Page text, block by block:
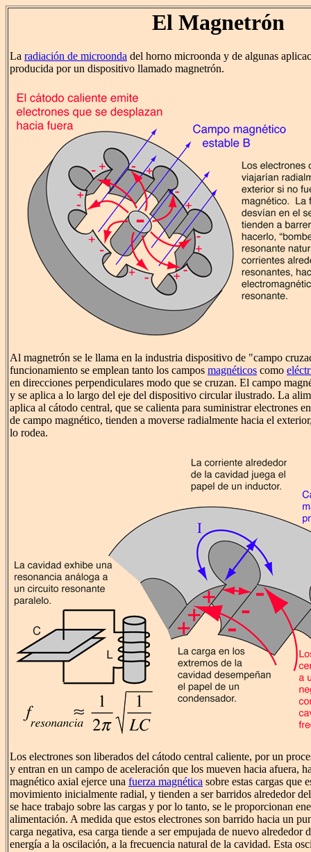
El Magnetrón
La radiación de microonda del horno microonda y de algunas
producida por un dispositivo llamado magnetrón.
Al magnetrón se le llama en la industria dispositivo de "campo
funcionamiento se emplean tanto los campos magnéticos como
en direcciones perpendiculares modo que se cruzan. El campo
y se aplica a lo largo del eje del dispositivo circular ilustrado. La
aplica al cátodo central, que se calienta para suministrar electrones
de campo magnético, tienden a moverse radialmente hacia el
lo rodea.
Los electrones son liberados del cátodo central caliente, por un
y entran en un campo de aceleración que los mueven hacia afuera,
magnético axial ejerce una fuerza magnética sobre estas cargas que
movimiento inicialmente radial, y tienden a ser barridos alrededor
se hace trabajo sobre las cargas y por lo tanto, se le proporcionan
alimentación. A medida que estos electrones son barrido hacia un
carga negativa, esa carga tiende a ser empujada de nuevo alrededor
energía a la oscilación, a la frecuencia natural de la cavidad. Esta